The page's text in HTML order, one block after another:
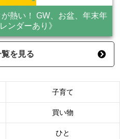
熱い！ GW、お盆、年末年
ンダーあり》
を見る
子育て
買い物
ひと